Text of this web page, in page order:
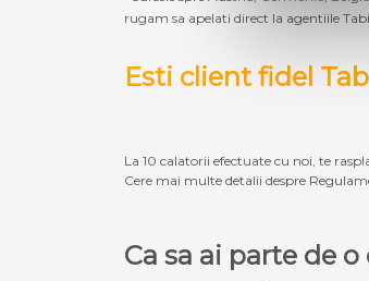
rugam sa apelati direct la agentiile
Esti client fidel
La 10 calatorii efectuate cu noi, te
Cere mai multe detalii despre
Ca sa ai parte de